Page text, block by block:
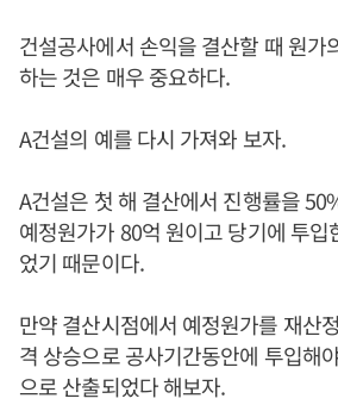
건설공사에서 손익을 결산할 때 원가
하는 것은 매우 중요하다.
A건설의 예를 다시 가져와 보자.
A건설은 첫 해 결산에서 진행률을
예정원가가 80억 원이고 당기에 투입
었기 때문이다.
만약 결산시점에서 예정원가를 재산
격 상승으로 공사기간동안에 투입해
으로 산출되었다 해보자.